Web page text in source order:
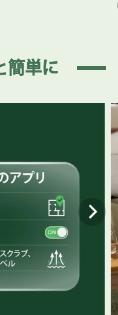
簡単に